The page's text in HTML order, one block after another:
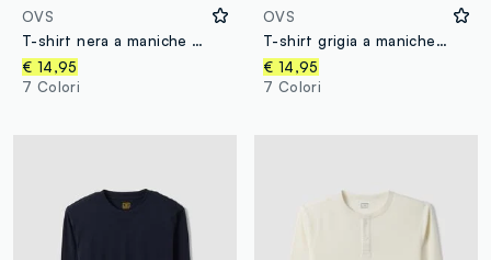
OVS
T-shirt nera a maniche lunghe in puro cotone organico con girocollo
€ 14,95
7 Colori
OVS
T-shirt grigia a maniche lunghe in puro cotone organico con girocollo
€ 14,95
7 Colori